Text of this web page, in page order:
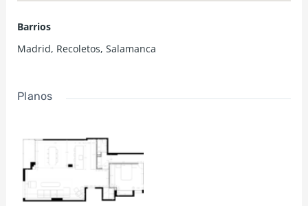
Barrios
Madrid, Recoletos,Salamanca
Planos